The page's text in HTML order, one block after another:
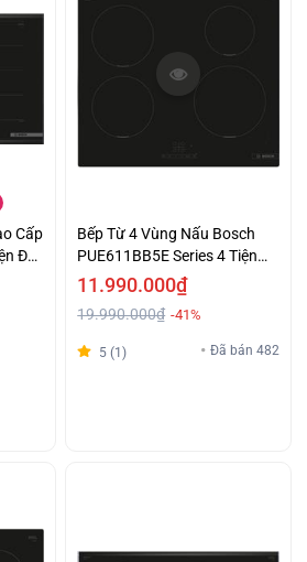
Cấp
Đại
Bếp Từ 4 Vùng Nấu Bosch
PUE611BB5E Series 4 Tiện
Lợi Giá Êm
11.990.000₫
19.990.000₫ -41%
5 (1) Đã bán 482